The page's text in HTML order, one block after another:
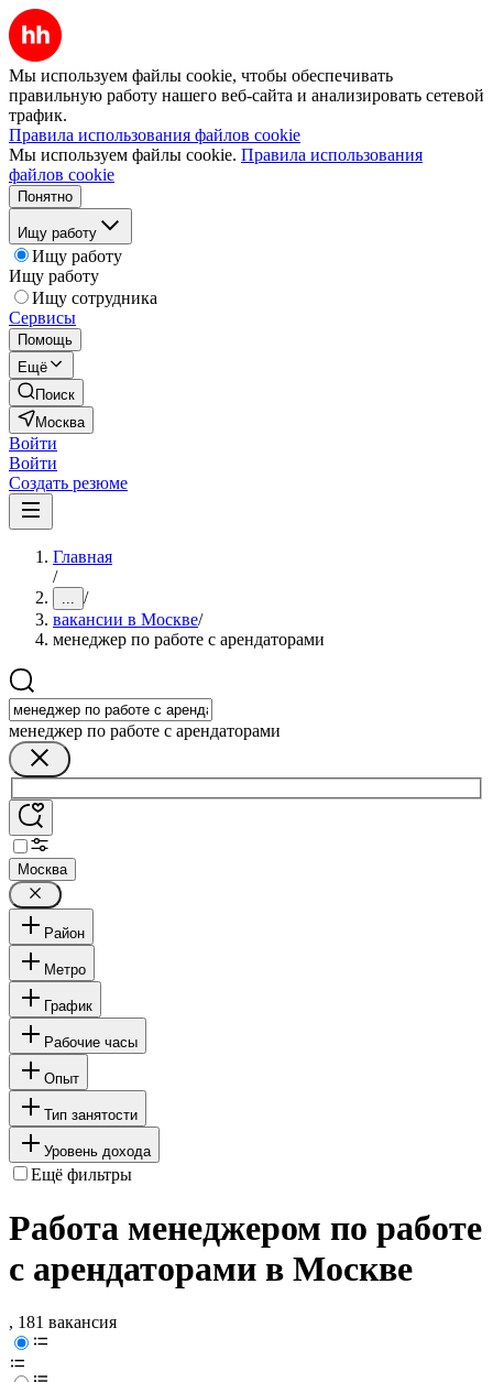
Мы используем файлы cookie, чтобы обеспечивать
правильную работу нашего веб-сайта и анализировать сетевой
трафик.
Правила использования файлов cookie
Мы используем файлы cookie. Правила использования
файлов cookie
Понятно
Ищу работу
Ищу работу
Ищу работу
Ищу сотрудника
Сервисы
Помощь
Ещё
Поиск
Москва
Войти
Войти
Создать резюме
Главная
/
... /
вакансии в Москве/
менеджер по работе с арендаторами
менеджер по работе с арендаторами
Москва
Район
Метро
График
Рабочие часы
Опыт
Тип занятости
Уровень дохода
Ещё фильтры
Работа менеджером по работе
с арендаторами в Москве
, 181 вакансия